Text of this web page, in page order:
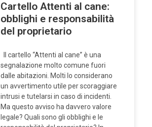
Cartello Attenti al cane:
obblighi e responsabilità
del proprietario
Il cartello “Attenti al cane” è una
segnalazione molto comune fuori
dalle abitazioni. Molti lo considerano
un avvertimento utile per scoraggiare
intrusi e tutelarsi in caso di incidenti.
Ma questo avviso ha davvero valore
legale? Quali sono gli obblighi e le